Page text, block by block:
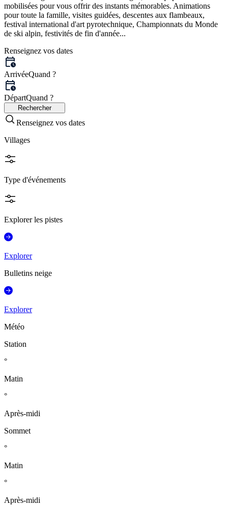
mobilisées pour vous offrir des instants mémorables. Animations
pour toute la famille, visites guidées, descentes aux flambeaux,
festival international d'art pyrotechnique, Championnats du Monde
de ski alpin, festivités de fin d'année...
Renseignez vos dates
ArrivéeQuand ?
DépartQuand ?
Rechercher
Renseignez vos dates
Villages
Type d'événements
Explorer les pistes
Explorer
Bulletins neige
Explorer
Météo
Station
°
Matin
°
Après-midi
Sommet
°
Matin
°
Après-midi